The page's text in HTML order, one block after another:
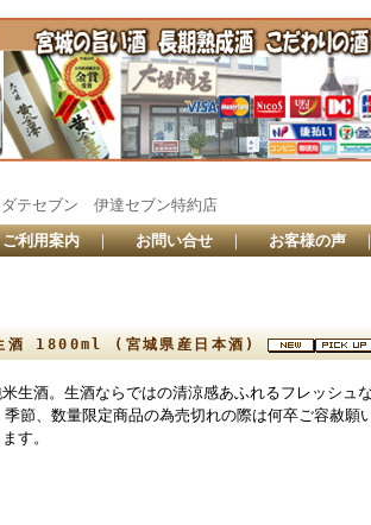
富 ダテセブン 伊達セブン特約店
ご利用案内 ｜ お問い合せ ｜ お客様の声
酒 1800ml (宮城県産日本酒)
酒。生酒ならではの清涼感あふれるフレッシュ
節、数量限定商品の為売切れの際は何卒ご容赦願い
す。